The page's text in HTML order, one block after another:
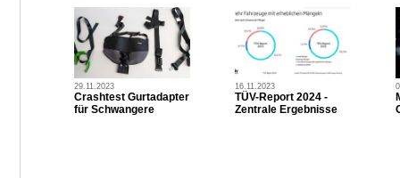
29.11.2023
Crashtest Gurtadapter
für Schwangere
16.11.2023
TÜV-Report 2024 -
Zentrale Ergebnisse